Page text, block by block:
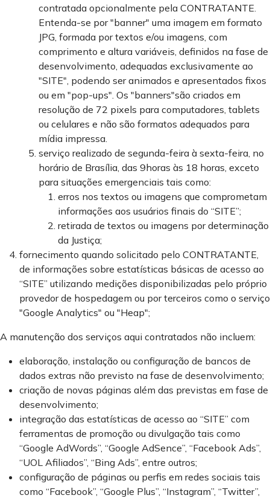
contratada opcionalmente pela CONTRATANTE.
Entenda-se por "banner" uma imagem em formato
JPG, formada por textos e/ou imagens, com
comprimento e altura variáveis, definidos na fase de
desenvolvimento, adequadas exclusivamente ao
"SITE", podendo ser animados e apresentados fixos
ou em "pop-ups". Os "banners"são criados em
resolução de 72 pixels para computadores, tablets
ou celulares e não são formatos adequados para
mídia impressa.
serviço realizado de segunda-feira à sexta-feira, no
horário de Brasília, das 9horas às 18 horas, exceto
para situações emergenciais tais como:
erros nos textos ou imagens que comprometam
informações aos usuários finais do “SITE”;
retirada de textos ou imagens por determinação
da Justiça;
fornecimento quando solicitado pelo CONTRATANTE,
de informações sobre estatísticas básicas de acesso ao
“SITE” utilizando medições disponibilizadas pelo próprio
provedor de hospedagem ou por terceiros como o serviço
"Google Analytics" ou "Heap";
A manutenção dos serviços aqui contratados não incluem:
elaboração, instalação ou configuração de bancos de
dados extras não previsto na fase de desenvolvimento;
criação de novas páginas além das previstas em fase de
desenvolvimento;
integração das estatísticas de acesso ao “SITE” com
ferramentas de promoção ou divulgação tais como
“Google AdWords”, “Google AdSence”, “Facebook Ads”,
“UOL Afiliados”, “Bing Ads”, entre outros;
configuração de páginas ou perfis em redes sociais tais
como “Facebook”, “Google Plus”, “Instagram”, “Twitter”,